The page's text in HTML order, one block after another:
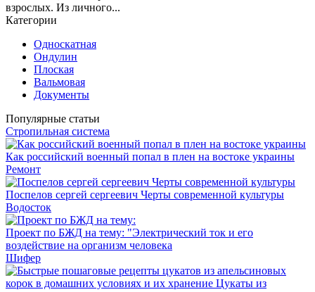
взрослых. Из личного...
Категории
Односкатная
Ондулин
Плоская
Вальмовая
Документы
Популярные статьи
Стропильная система
Как российский военный попал в плен на востоке украины
Ремонт
Поспелов сергей сергеевич Черты современной культуры
Водосток
Проект по БЖД на тему: "Электрический ток и его
воздействие на организм человека
Шифер